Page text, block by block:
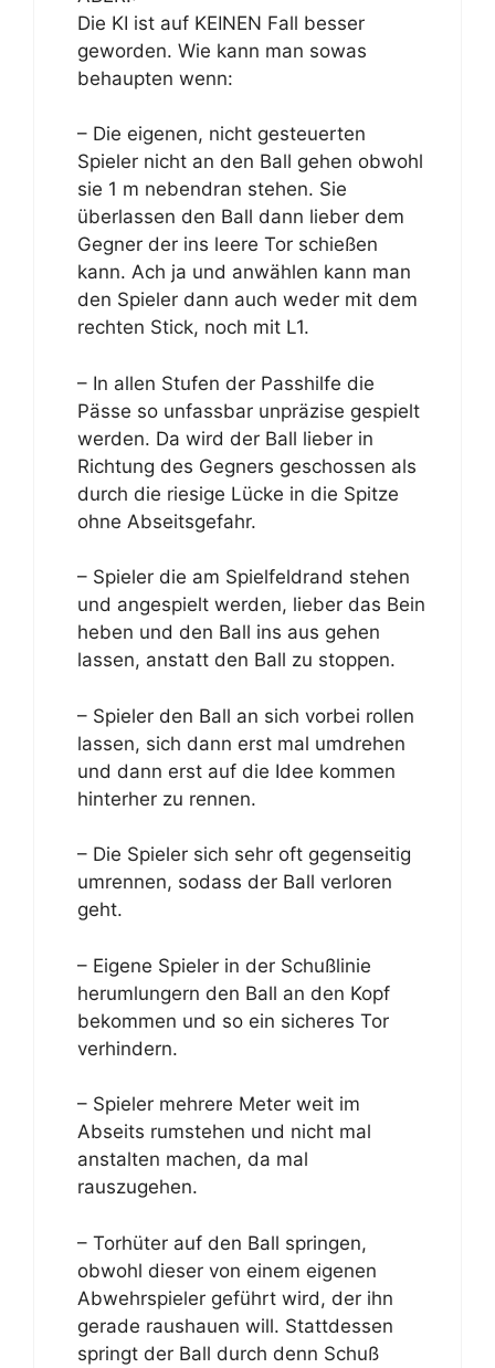
Die KI ist auf KEINEN Fall besser
geworden. Wie kann man sowas
behaupten wenn:
– Die eigenen, nicht gesteuerten
Spieler nicht an den Ball gehen obwohl
sie 1 m nebendran stehen. Sie
überlassen den Ball dann lieber dem
Gegner der ins leere Tor schießen
kann. Ach ja und anwählen kann man
den Spieler dann auch weder mit dem
rechten Stick, noch mit L1.
– In allen Stufen der Passhilfe die
Pässe so unfassbar unpräzise gespielt
werden. Da wird der Ball lieber in
Richtung des Gegners geschossen als
durch die riesige Lücke in die Spitze
ohne Abseitsgefahr.
– Spieler die am Spielfeldrand stehen
und angespielt werden, lieber das Bein
heben und den Ball ins aus gehen
lassen, anstatt den Ball zu stoppen.
– Spieler den Ball an sich vorbei rollen
lassen, sich dann erst mal umdrehen
und dann erst auf die Idee kommen
hinterher zu rennen.
– Die Spieler sich sehr oft gegenseitig
umrennen, sodass der Ball verloren
geht.
– Eigene Spieler in der Schußlinie
herumlungern den Ball an den Kopf
bekommen und so ein sicheres Tor
verhindern.
– Spieler mehrere Meter weit im
Abseits rumstehen und nicht mal
anstalten machen, da mal
rauszugehen.
– Torhüter auf den Ball springen,
obwohl dieser von einem eigenen
Abwehrspieler geführt wird, der ihn
gerade raushauen will. Stattdessen
springt der Ball durch denn Schuß